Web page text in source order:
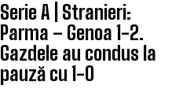
Serie A | Stranieri:
Parma – Genoa 1-2.
Gazdele au condus la
pauză cu 1-0